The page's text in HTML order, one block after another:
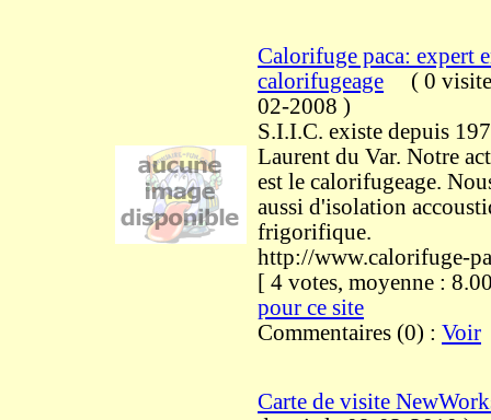
Calorifuge paca: expert
calorifugeage ( 0
02-2008 )
S.I.I.C. existe depuis
Laurent du Var. Notre
est le calorifugeage.
aussi d'isolation
frigorifique.
http://www.calorifuge-
[ 4 votes, moyenne :
pour ce site
Commentaires (0) : Voir
Carte de visite